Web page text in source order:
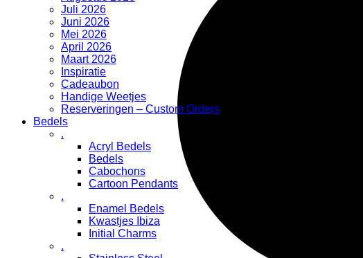
Juli 2026
Juni 2026
Mei 2026
April 2026
Maart 2026
Inspiratie
Cadeaubon
Handige Weetjes
Reserveringen – Custom Orders
Bedels
.
Acryl Bedels
Bedels
Cabochons
Cartoon Pendants
.
Enamel Bedels
Kwastjes Ibiza
Initial Charms
.